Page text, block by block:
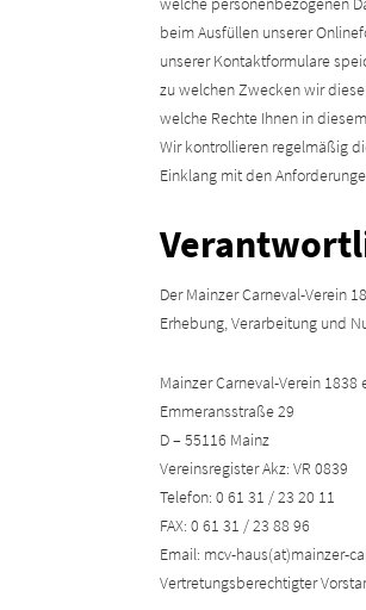
beim Ausfüllen unserer
unserer Kontaktformulare
zu welchen Zwecken wir
welche Rechte Ihnen in
Wir kontrollieren regelmäßig
Einklang mit den
Der Mainzer Carneval-Verein
Erhebung, Verarbeitung und
Mainzer Carneval-Verein 1838
Emmeransstraße 29
D – 55116 Mainz
Vereinsregister Akz: VR 0839
Telefon: 0 61 31 / 23 20 11
FAX: 0 61 31 / 23 88 96
Email: mcv-haus(at)mainzer-
Vertretungsberechtigter